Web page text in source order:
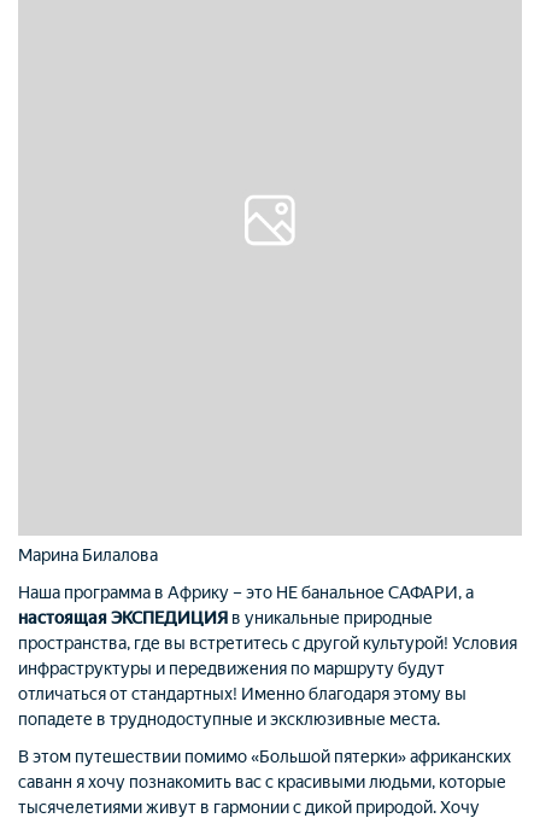
Марина Билалова
Наша программа в Африку – это НЕ банальное САФАРИ, а
настоящая ЭКСПЕДИЦИЯ в уникальные природные
пространства, где вы встретитесь с другой культурой! Условия
инфраструктуры и передвижения по маршруту будут
отличаться от стандартных! Именно благодаря этому вы
попадете в труднодоступные и эксклюзивные места.
В этом путешествии помимо «Большой пятерки» африканских
саванн я хочу познакомить вас с красивыми людьми, которые
тысячелетиями живут в гармонии с дикой природой. Хочу